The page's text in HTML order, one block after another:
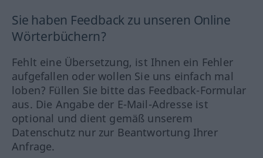
Sie haben Feedback zu unseren Online
Wörterbüchern?
Fehlt eine Übersetzung, ist Ihnen ein Fehler
aufgefallen oder wollen Sie uns einfach mal
loben? Füllen Sie bitte das Feedback-Formular
aus. Die Angabe der E-Mail-Adresse ist
optional und dient gemäß unserem
Datenschutz nur zur Beantwortung Ihrer
Anfrage.